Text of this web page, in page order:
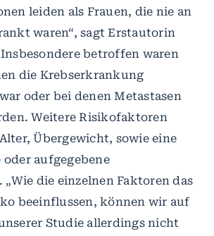
leiden als Frauen, die nie an
waren“, sagt Erstautorin
betroffen waren
die Krebserkrankung
oder bei denen Metastasen
Weitere Risikofaktoren
Übergewicht, sowie eine
aufgegebene
die einzelnen Faktoren das
beeinflussen, können wir auf
Studie allerdings nicht